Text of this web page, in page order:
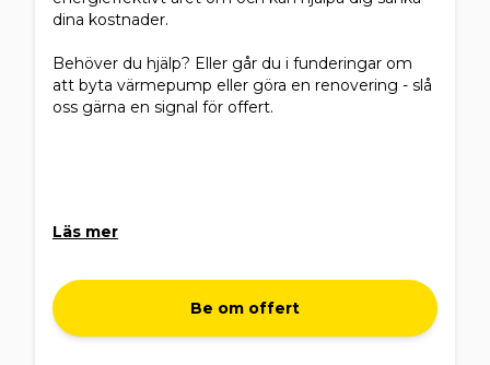
dina kostnader.
Behöver du hjälp? Eller går du i funderingar om
att byta värmepump eller göra en renovering - slå
oss gärna en signal för offert.
Läs mer
Be om offert